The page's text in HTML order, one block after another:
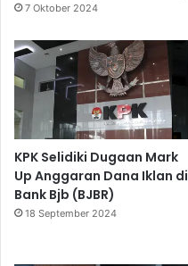
7 Oktober 2024
KPK Selidiki Dugaan Mark
Up Anggaran Dana Iklan di
Bank Bjb (BJBR)
18 September 2024